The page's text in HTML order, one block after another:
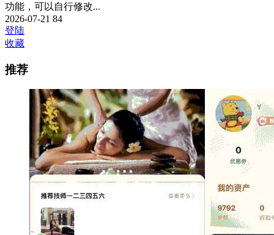
功能，可以自行修改...
2026-07-21 84
登陆
收藏
推荐